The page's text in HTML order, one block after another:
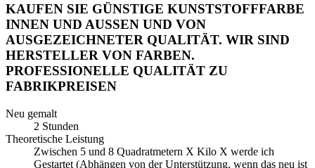
KAUFEN SIE GÜNSTIGE KUNSTSTOFFFARBE
INNEN UND AUSSEN UND VON
AUSGEZEICHNETER QUALITÄT. WIR SIND
HERSTELLER VON FARBEN.
PROFESSIONELLE QUALITÄT ZU
FABRIKPREISEN
Neu gemalt
2 Stunden
Theoretische Leistung
Zwischen 5 und 8 Quadratmetern X Kilo X werde ich
Gestartet (Abhängen von der Unterstützung, wenn das neu ist